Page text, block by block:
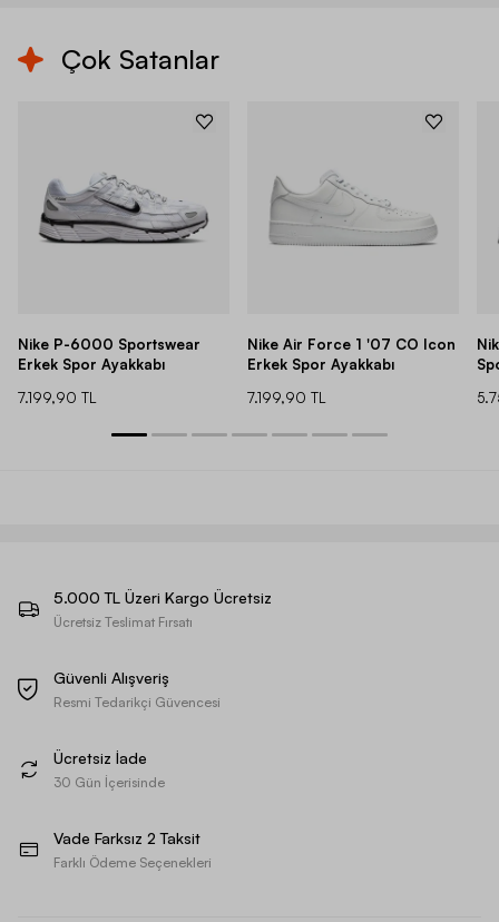
Çok Satanlar
Nike P-6000 Sportswear
Erkek Spor Ayakkabı
7.199,90 TL
Nike Air Force 1 '07 CO Icon
Erkek Spor Ayakkabı
7.199,90 TL
5.000 TL Üzeri Kargo Ücretsiz
Ücretsiz Teslimat Fırsatı
Güvenli Alışveriş
Resmi Tedarikçi Güvencesi
Ücretsiz İade
30 Gün İçerisinde
Vade Farksız 2 Taksit
Farklı Ödeme Seçenekleri